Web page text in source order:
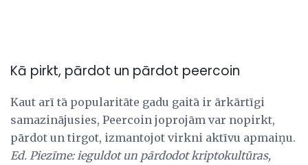
Kā pirkt, pārdot un pārdot peercoin
Kaut arī tā popularitāte gadu gaitā ir ārkārtīgi
samazinājusies, Peercoin joprojām var nopirkt,
pārdot un tirgot, izmantojot virkni aktīvu apmaiņu.
Ed. Piezīme: ieguldot un pārdodot kriptokultūras,